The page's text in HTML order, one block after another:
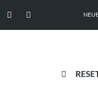
 
